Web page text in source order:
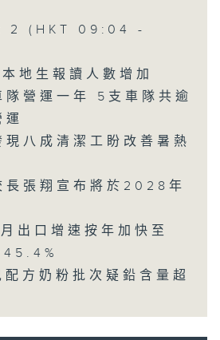
2 (HKT 09:04 -
地生報讀人數增加
營運一年 5支車隊共逾
八成清潔工盼改善暑熱
張翔宣布將於2028年
出口增速按年加快至
方奶粉批次疑鉛含量超